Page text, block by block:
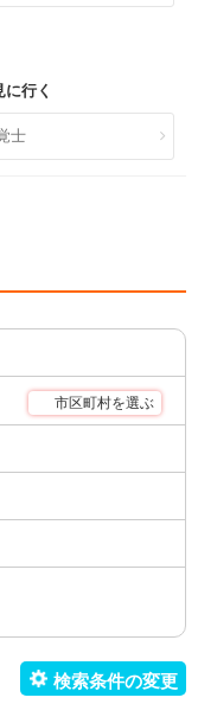
行く
士
市区町村を選ぶ